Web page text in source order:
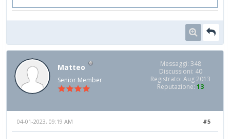
Matteo
Senior Member
Messaggi: 348
Discussioni: 40
Registrato: Aug 2013
Reputazione: 13
#5
04-01-2023, 09:19 AM